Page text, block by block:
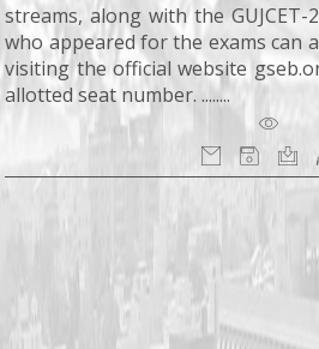
streams, along with the GUJCET-
who appeared for the exams can
visiting the official website
allotted seat number. ........